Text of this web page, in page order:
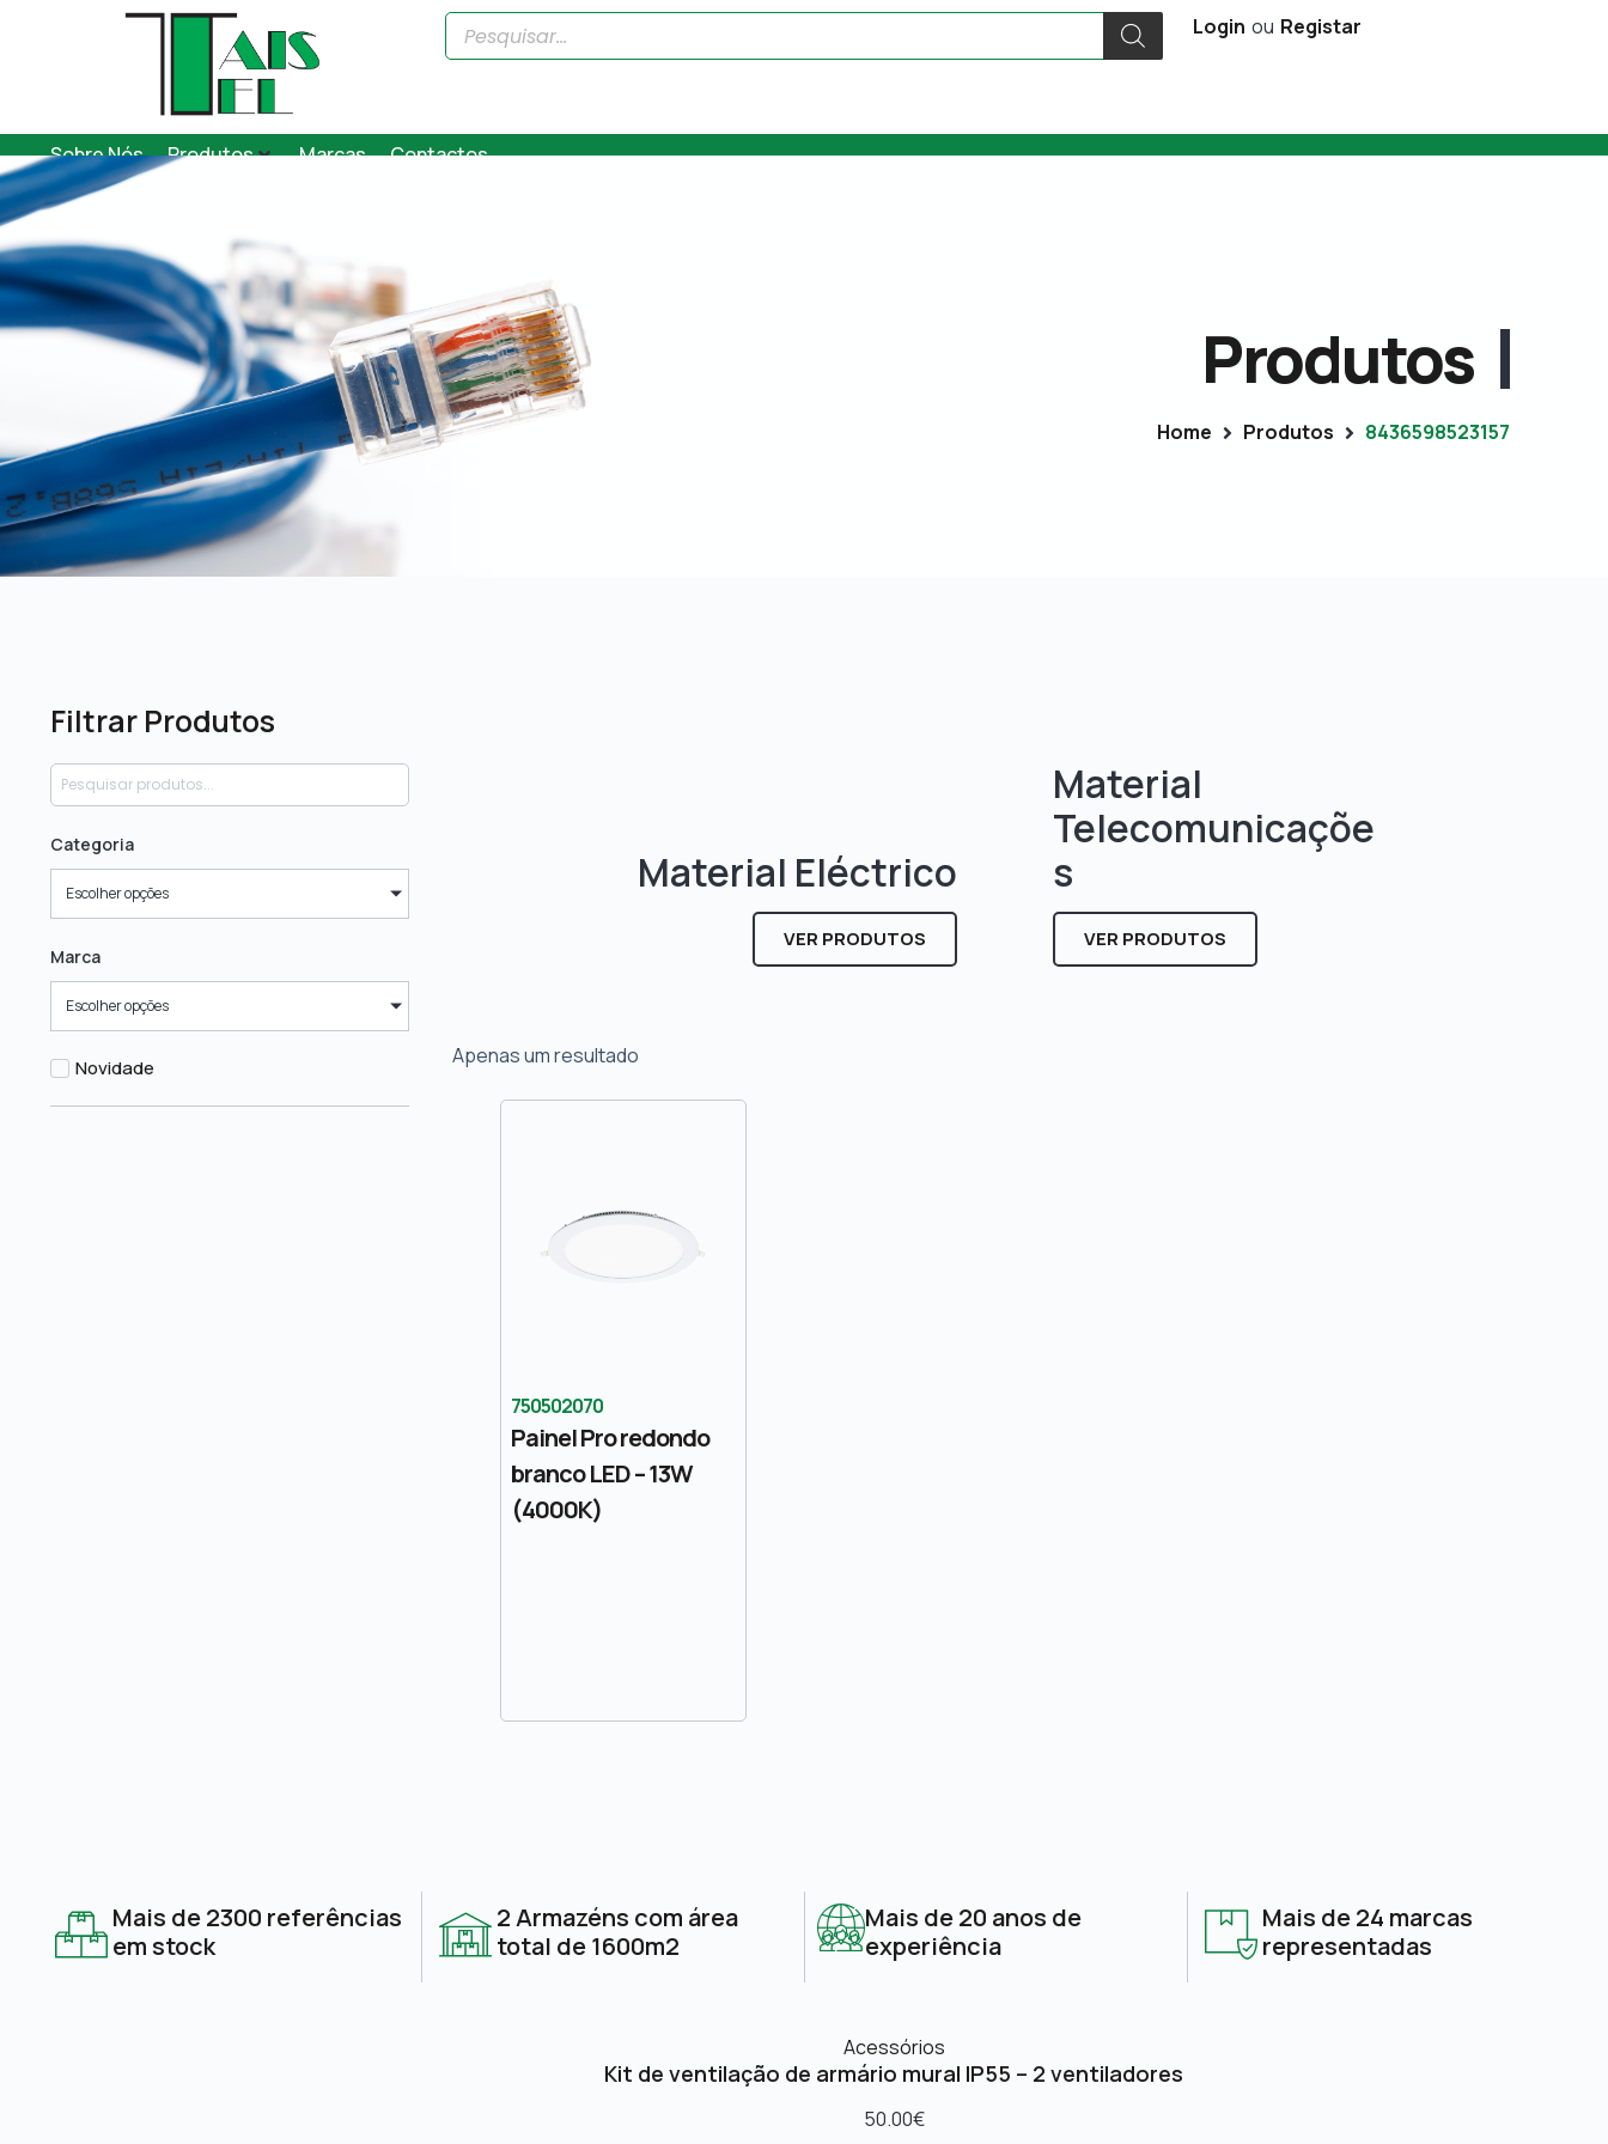
Login ou Registar
Sobre Nós Produtos Marcas Contactos
Produtos
Home Produtos 8436598523157
Filtrar Produtos
Categoria
Escolher opções
Marca
Escolher opções
Novidade
Material Eléctrico
VER PRODUTOS
Material
Telecomunicaçõe
s
VER PRODUTOS
Apenas um resultado
750502070
Painel Pro redondo
branco LED – 13W
(4000K)
Mais de 2300 referências
em stock
2 Armazéns com área
total de 1600m2
Mais de 20 anos de
experiência
Mais de 24 marcas
representadas
Acessórios
Kit de ventilação de armário mural IP55 – 2 ventiladores
50.00€